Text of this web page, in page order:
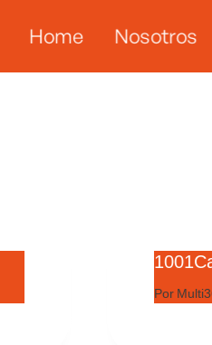
Home Nosotros
Por